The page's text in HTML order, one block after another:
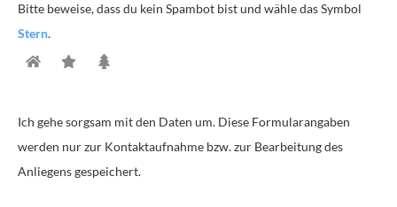
Bitte beweise, dass du kein Spambot bist und wähle das Symbol
Stern.
Ich gehe sorgsam mit den Daten um. Diese Formularangaben
werden nur zur Kontaktaufnahme bzw. zur Bearbeitung des
Anliegens gespeichert.